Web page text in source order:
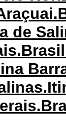
de